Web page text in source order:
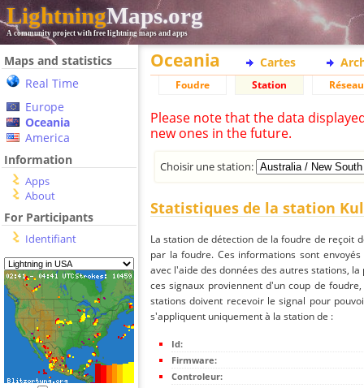
LightningMaps.org
A community project with free lightning maps and apps
Maps and statistics
Real Time
Europe
Oceania
America
Information
Apps
About
For Participants
Identifiant
Oceania Cartes
Foudre Station Réseau
Please note that the data
new ones in the future.
Choisir une station:
Statistiques de la station
La station de détection de la foudre de reçoit
par la foudre. Ces informations sont
avec l'aide des données des autres stations,
ces signaux proviennent d'un coup de
stations doivent recevoir le signal pour
s'appliquent uniquement à la station de :
Id:
Firmware:
Controleur: